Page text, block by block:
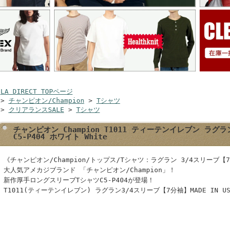
LA DIRECT TOPページ
> チャンピオン/Champion > Tシャツ
> クリアランスSALE > Tシャツ
チャンピオン Champion T1011 ティーテンイレブン ラグ
C5-P404 ホワイト White
《チャンピオン/Champion/トップス/Tシャツ：ラグラン 3/4スリーブ【7
大人気アメカジブランド 「チャンピオン/Champion」！
新作厚手ロングスリーブTシャツC5-P404が登場！
T1011(ティーテンイレブン) ラグラン3/4スリーブ【7分袖】MADE IN